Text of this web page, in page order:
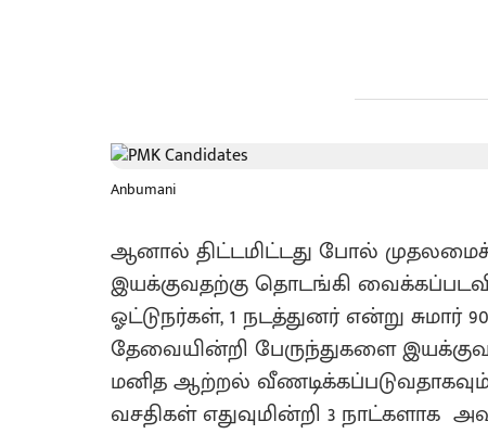
Anbumani
ஆனால் திட்டமிட்டது போல்
இயக்குவதற்கு தொடங்கி
ஓட்டுநர்கள், 1 நடத்துனர் என்று
தேவையின்றி பேருந்துகளை
மனித ஆற்றல்
வசதிகள் எதுவுமின்றி 3 நாட்களாக